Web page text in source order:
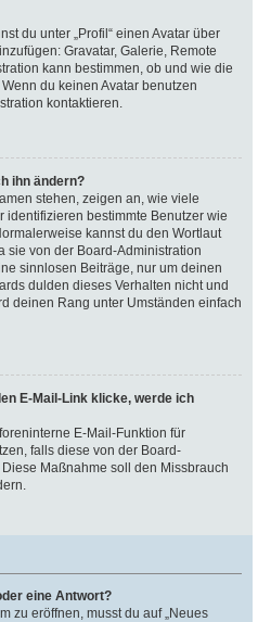
du unter „Profil“ einen Avatar über
Gravatar, Galerie, Remote
kann bestimmen, ob und wie die
du keinen Avatar benutzen
kontaktieren.
ihn ändern?
stehen, zeigen an, wie viele
identifizieren bestimmte Benutzer wie
kannst du den Wortlaut
sie von der Board-Administration
sinnlosen Beiträge, nur um deinen
dulden dieses Verhalten nicht und
deinen Rang unter Umständen einfach
E-Mail-Link klicke, werde ich
E-Mail-Funktion für
falls diese von der Board-
Maßnahme soll den Missbrauch
eine Antwort?
zu eröffnen, musst du auf „Neues